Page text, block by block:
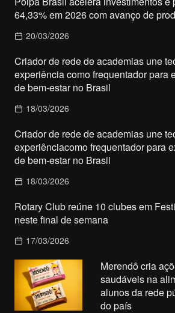
64,33% em 2026 com avanço de
20/03/2026
Criador de rede de academias une
experiência como frequentador para
de bem-estar no Brasil
18/03/2026
Criador de rede de academias une
experiênciacomo frequentador para
de bem-estar no Brasil
18/03/2026
Rotary Club reúne 10 clubes em
neste final de semana
17/03/2026
Merendô cria
saudáveis na
alunos da rede
do país